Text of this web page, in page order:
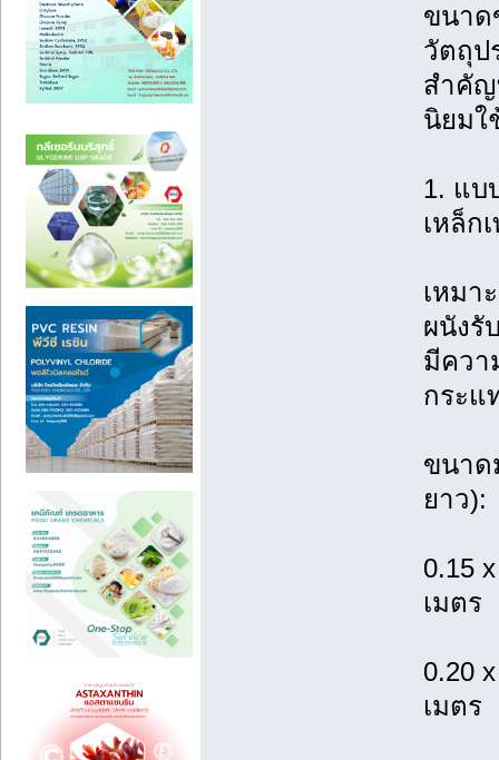
ขนาด
วัตถุป
สำคัญ
นิยมใ
1. แบ
เหล็ก
เหมา
ผนังรั
มีควา
กระแ
ขนาด
ยาว):
0.15
เมตร
0.20
เมตร